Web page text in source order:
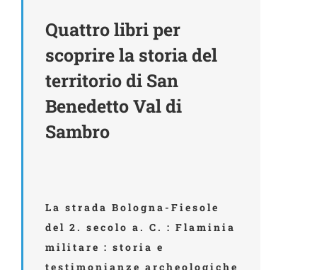
Quattro libri per
scoprire la storia del
territorio di San
Benedetto Val di
Sambro
La strada Bologna-Fiesole
del 2. secolo a. C. : Flaminia
militare : storia e
testimonianze archeologiche